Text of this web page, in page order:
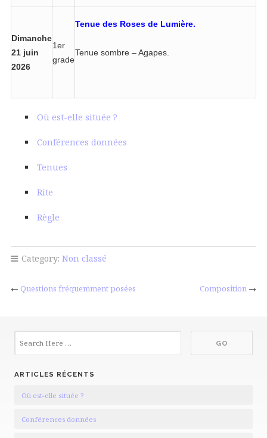
Dimanche
21 juin
2026
1er
grade
Tenue des Roses de Lumière.
Tenue sombre – Agapes.
Où est-elle située ?
Conférences données
Tenues
Rite
Règle
Category: Non classé
← Questions fréquemment posées Composition →
ARTICLES RÉCENTS
Où est-elle située ?
Conférences données